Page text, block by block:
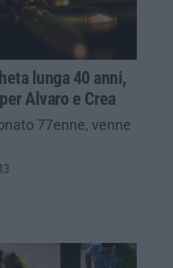
lunga 40 anni,
Alvaro e Crea
77enne, venne